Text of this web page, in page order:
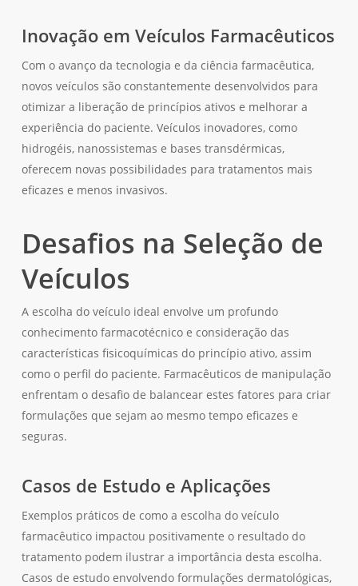
Inovação em Veículos Farmacêuticos
Com o avanço da tecnologia e da ciência farmacêutica,
novos veículos são constantemente desenvolvidos para
otimizar a liberação de princípios ativos e melhorar a
experiência do paciente. Veículos inovadores, como
hidrogéis, nanossistemas e bases transdérmicas,
oferecem novas possibilidades para tratamentos mais
eficazes e menos invasivos.
Desafios na Seleção de
Veículos
A escolha do veículo ideal envolve um profundo
conhecimento farmacotécnico e consideração das
características fisicoquímicas do princípio ativo, assim
como o perfil do paciente. Farmacêuticos de manipulação
enfrentam o desafio de balancear estes fatores para criar
formulações que sejam ao mesmo tempo eficazes e
seguras.
Casos de Estudo e Aplicações
Exemplos práticos de como a escolha do veículo
farmacêutico impactou positivamente o resultado do
tratamento podem ilustrar a importância desta escolha.
Casos de estudo envolvendo formulações dermatológicas,